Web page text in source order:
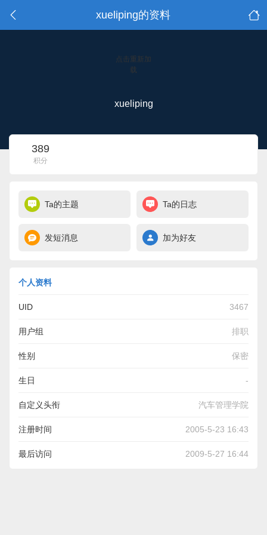
xueliping的资料
点击重新加
载
xueliping
389
积分
Ta的主题 Ta的日志
发短消息 加为好友
个人资料
UID 3467
用户组 排职
性别 保密
生日 -
自定义头衔 汽车管理学院
注册时间 2005-5-23 16:43
最后访问 2009-5-27 16:44